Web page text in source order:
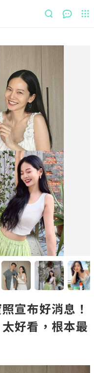
宣布好消息！
好看，根本最